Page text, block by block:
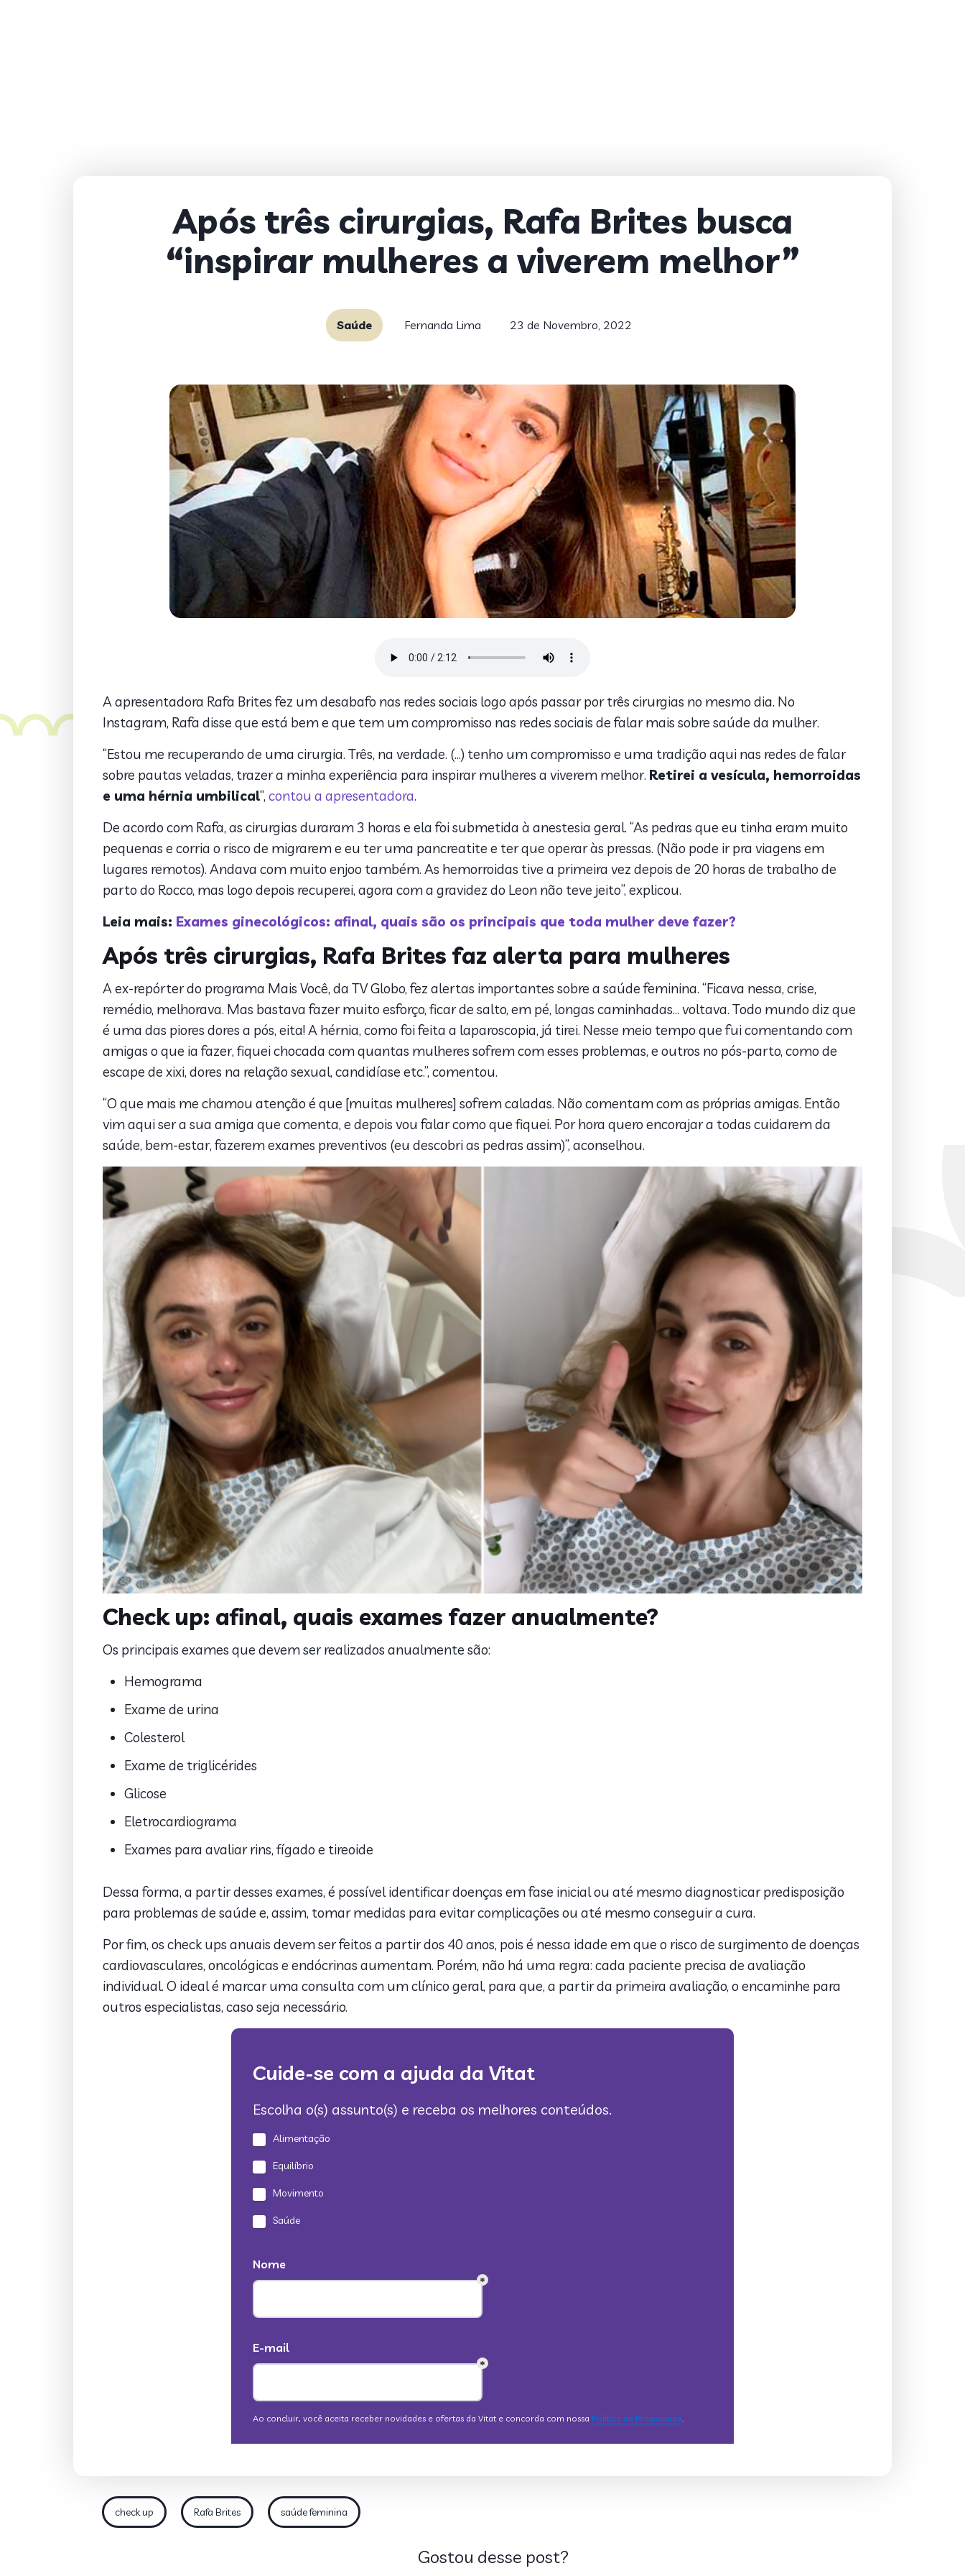
Após três cirurgias, Rafa Brites busca
“inspirar mulheres a viverem melhor”
Saúde Fernanda Lima 23 de Novembro, 2022
A apresentadora Rafa Brites fez um desabafo nas redes sociais logo após passar por três cirurgias no mesmo dia. No
Instagram, Rafa disse que está bem e que tem um compromisso nas redes sociais de falar mais sobre saúde da mulher.
“Estou me recuperando de uma cirurgia. Três, na verdade. (…) tenho um compromisso e uma tradição aqui nas redes de falar
sobre pautas veladas, trazer a minha experiência para inspirar mulheres a viverem melhor. Retirei a vesícula, hemorroidas
e uma hérnia umbilical“, contou a apresentadora.
De acordo com Rafa, as cirurgias duraram 3 horas e ela foi submetida à anestesia geral. “As pedras que eu tinha eram muito
pequenas e corria o risco de migrarem e eu ter uma pancreatite e ter que operar às pressas. (Não pode ir pra viagens em
lugares remotos). Andava com muito enjoo também. As hemorroidas tive a primeira vez depois de 20 horas de trabalho de
parto do Rocco, mas logo depois recuperei, agora com a gravidez do Leon não teve jeito”, explicou.
Leia mais: Exames ginecológicos: afinal, quais são os principais que toda mulher deve fazer?
Após três cirurgias, Rafa Brites faz alerta para mulheres
A ex-repórter do programa Mais Você, da TV Globo, fez alertas importantes sobre a saúde feminina. “Ficava nessa, crise,
remédio, melhorava. Mas bastava fazer muito esforço, ficar de salto, em pé, longas caminhadas… voltava. Todo mundo diz que
é uma das piores dores a pós, eita! A hérnia, como foi feita a laparoscopia, já tirei. Nesse meio tempo que fui comentando com
amigas o que ia fazer, fiquei chocada com quantas mulheres sofrem com esses problemas, e outros no pós-parto, como de
escape de xixi, dores na relação sexual, candidíase etc.”, comentou.
“O que mais me chamou atenção é que [muitas mulheres] sofrem caladas. Não comentam com as próprias amigas. Então
vim aqui ser a sua amiga que comenta, e depois vou falar como que fiquei. Por hora quero encorajar a todas cuidarem da
saúde, bem-estar, fazerem exames preventivos (eu descobri as pedras assim)”, aconselhou.
Check up: afinal, quais exames fazer anualmente?
Os principais exames que devem ser realizados anualmente são:
Hemograma
Exame de urina
Colesterol
Exame de triglicérides
Glicose
Eletrocardiograma
Exames para avaliar rins, fígado e tireoide
Dessa forma, a partir desses exames, é possível identificar doenças em fase inicial ou até mesmo diagnosticar predisposição
para problemas de saúde e, assim, tomar medidas para evitar complicações ou até mesmo conseguir a cura.
Por fim, os check ups anuais devem ser feitos a partir dos 40 anos, pois é nessa idade em que o risco de surgimento de doenças
cardiovasculares, oncológicas e endócrinas aumentam. Porém, não há uma regra: cada paciente precisa de avaliação
individual. O ideal é marcar uma consulta com um clínico geral, para que, a partir da primeira avaliação, o encaminhe para
outros especialistas, caso seja necessário.
check up Rafa Brites saúde feminina
Gostou desse post?